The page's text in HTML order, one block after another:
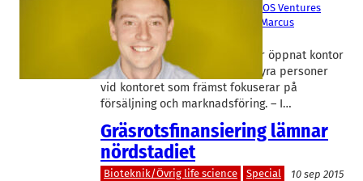
Karma VC
Minut
SOS Ventures
Don Lindsay, Hampus Jakobsson
Marcus
Ljungblad, Nils Mattisson
Larmbolaget Minut i Malmö har öppnat kontor
i London. I dagsläget arbetar fyra personer
vid kontoret som främst fokuserar på
försäljning och marknadsföring. – I…
Gräsrotsfinansiering lämnar
nördstadiet
Bioteknik/Övrig life science Special
10 sep 2015